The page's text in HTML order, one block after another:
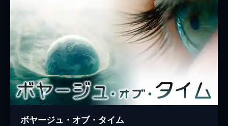
ボヤージュ・オブ・タイム